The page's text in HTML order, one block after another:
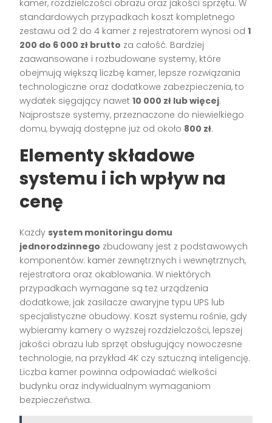
kamer, rozdzielczości obrazu oraz jakości sprzętu. W
standardowych przypadkach koszt kompletnego
zestawu od 2 do 4 kamer z rejestratorem wynosi od1
200 do 6 000 zł brutto za całość. Bardziej
zaawansowane i rozbudowane systemy, które
obejmują większą liczbę kamer, lepsze rozwiązania
technologiczne oraz dodatkowe zabezpieczenia, to
wydatek sięgający nawet10 000 zł lub więcej.
Najprostsze systemy, przeznaczone do niewielkiego
domu, bywają dostępne już od około 800 zł.
Elementy składowe
systemu i ich wpływ na
cenę
Każdy system monitoringu domu
jednorodzinnego zbudowany jest z podstawowych
komponentów: kamer zewnętrznych i wewnętrznych,
rejestratora oraz okablowania. W niektórych
przypadkach wymagane są też urządzenia
dodatkowe, jak zasilacze awaryjne typu UPS lub
specjalistyczne obudowy. Koszt systemu rośnie, gdy
wybieramy kamery o wyższej rozdzielczości, lepszej
jakości obrazu lub sprzęt obsługujący nowoczesne
technologie, na przykład 4K czy sztuczną inteligencję.
Liczba kamer powinna odpowiadać wielkości
budynku oraz indywidualnym wymaganiom
bezpieczeństwa.